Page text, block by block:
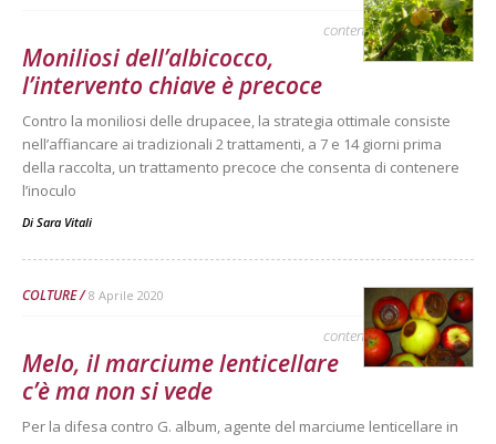
contenuto sponsorizzato
Moniliosi dell’albicocco,
l’intervento chiave è precoce
Contro la moniliosi delle drupacee, la strategia ottimale consiste
nell’affiancare ai tradizionali 2 trattamenti, a 7 e 14 giorni prima
della raccolta, un trattamento precoce che consenta di contenere
l’inoculo
Di Sara Vitali
COLTURE 8 Aprile 2020
contenuto sponsorizzato
Melo, il marciume lenticellare
c’è ma non si vede
Per la difesa contro G. album, agente del marciume lenticellare in